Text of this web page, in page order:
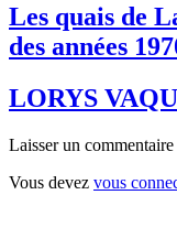
Les quais de
des années
LORYS
Laisser un commentaire
Vous devez vous